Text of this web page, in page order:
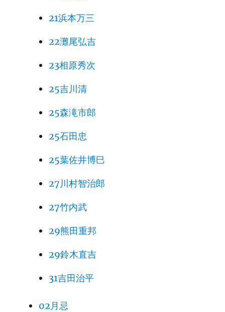
21浜本万三
22灘尾弘吉
23相原秀次
25吉川清
25森滝市郎
25石田忠
25葉佐井博巳
27川村智治郎
27竹内武
29熊田重邦
29鈴木直吉
31吉田治平
02月忌